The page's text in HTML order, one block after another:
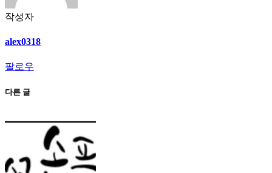
작성자
alex0318
팔로우
다른 글